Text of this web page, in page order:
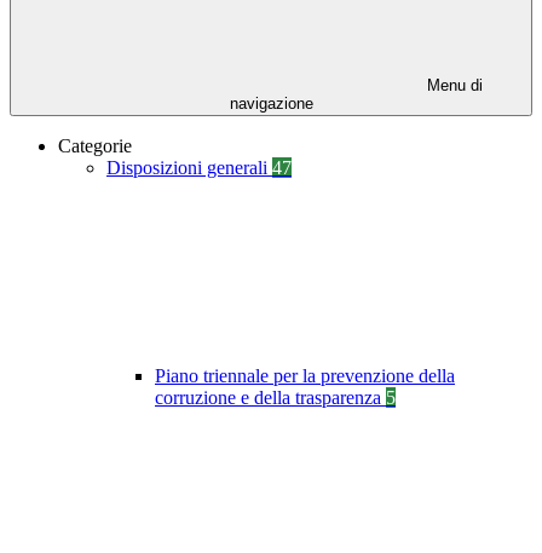
Menu di
navigazione
Categorie
Disposizioni generali 47
Piano triennale per la prevenzione della
corruzione e della trasparenza 5